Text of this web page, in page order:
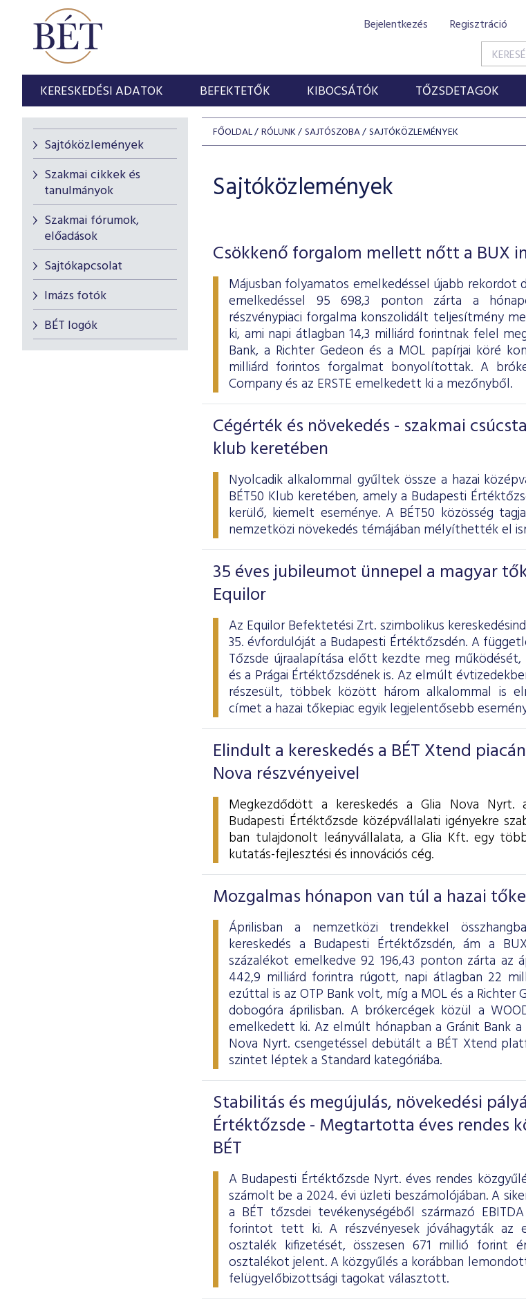
Bejelentkezés Regisztráció
KERESKEDÉSI ADATOK BEFEKTETŐK KIBOCSÁTÓK TŐZSDETAGOK
Sajtóközlemények
Szakmai cikkek és
tanulmányok
Szakmai fórumok,
előadások
Sajtókapcsolat
Imázs fotók
BÉT logók
FŐOLDAL RÓLUNK SAJTÓSZOBA SAJTÓKÖZLEMÉNYEK
Sajtóközlemények
Csökkenő forgalom mellett nőtt a BUX
Májusban folyamatos emelkedéssel újabb rekordot
emelkedéssel 95 698,3 ponton zárta a
részvénypiaci forgalma konszolidált teljesítmény
ki, ami napi átlagban 14,3 milliárd forintnak felel
Bank, a Richter Gedeon és a MOL papírjai köré
milliárd forintos forgalmat bonyolítottak. A
Company és az ERSTE emelkedett ki a mezőnyből.
Cégérték és növekedés - szakmai
klub keretében
Nyolcadik alkalommal gyűltek össze a hazai
BÉT50 Klub keretében, amely a Budapesti
kerülő, kiemelt eseménye. A BÉT50 közösség
nemzetközi növekedés témájában mélyíthették el
35 éves jubileumot ünnepel a magyar
Equilor
Az Equilor Befektetési Zrt. szimbolikus
35. évfordulóját a Budapesti Értéktőzsdén. A
Tőzsde újraalapítása előtt kezdte meg
és a Prágai Értéktőzsdének is. Az elmúlt
részesült, többek között három alkalommal is
címet a hazai tőkepiac egyik legjelentősebb
Elindult a kereskedés a BÉT Xtend
Nova részvényeivel
Megkezdődött a kereskedés a Glia Nova Nyrt.
Budapesti Értéktőzsde középvállalati igényekre
ban tulajdonolt leányvállalata, a Glia Kft. egy
kutatás-fejlesztési és innovációs cég.
Mozgalmas hónapon van túl a hazai
Áprilisban a nemzetközi trendekkel
kereskedés a Budapesti Értéktőzsdén, ám a
százalékot emelkedve 92 196,43 ponton zárta az
442,9 milliárd forintra rúgott, napi átlagban 22
ezúttal is az OTP Bank volt, míg a MOL és a
dobogóra áprilisban. A brókercégek közül a
emelkedett ki. Az elmúlt hónapban a Gránit Bank
Nova Nyrt. csengetéssel debütált a BÉT Xtend
szintet léptek a Standard kategóriába.
Stabilitás és megújulás, növekedési
Értéktőzsde - Megtartotta éves rendes
BÉT
A Budapesti Értéktőzsde Nyrt. éves rendes
számolt be a 2024. évi üzleti beszámolójában. A
a BÉT tőzsdei tevékenységéből származó
forintot tett ki. A részvényesek jóváhagyták az
osztalék kifizetését, összesen 671 millió forint
osztalékot jelent. A közgyűlés a korábban
felügyelőbizottsági tagokat választott.